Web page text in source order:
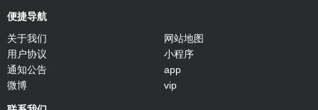
便捷导航
关于我们
用户协议
通知公告
微博
网站地图
小程序
app
vip